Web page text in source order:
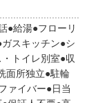
給湯 フローリ
ガスキッチン シ
トイレ別室 収
面所独立 駐輪
ァイバー 日当